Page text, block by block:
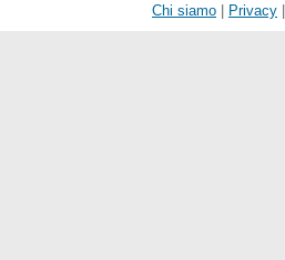
Chi siamo | Privacy